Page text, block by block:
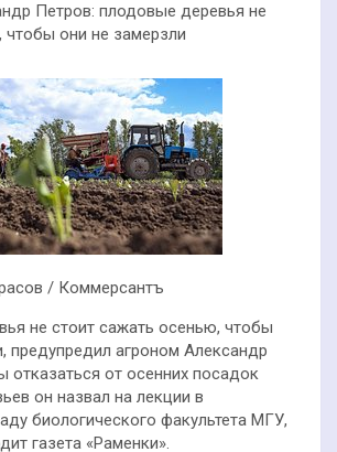
Петров: плодовые деревья не
они не замерзли
/ Коммерсантъ
не стоит сажать осенью, чтобы
предупредил агроном Александр
отказаться от осенних посадок
он назвал на лекции в
биологического факультета МГУ,
газета «Раменки».